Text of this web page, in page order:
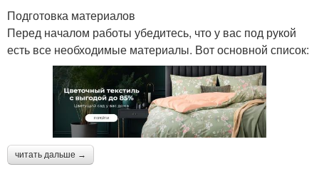
Подготовка материалов
Перед началом работы убедитесь, что у вас под рукой
есть все необходимые материалы. Вот основной список:
читать дальше →